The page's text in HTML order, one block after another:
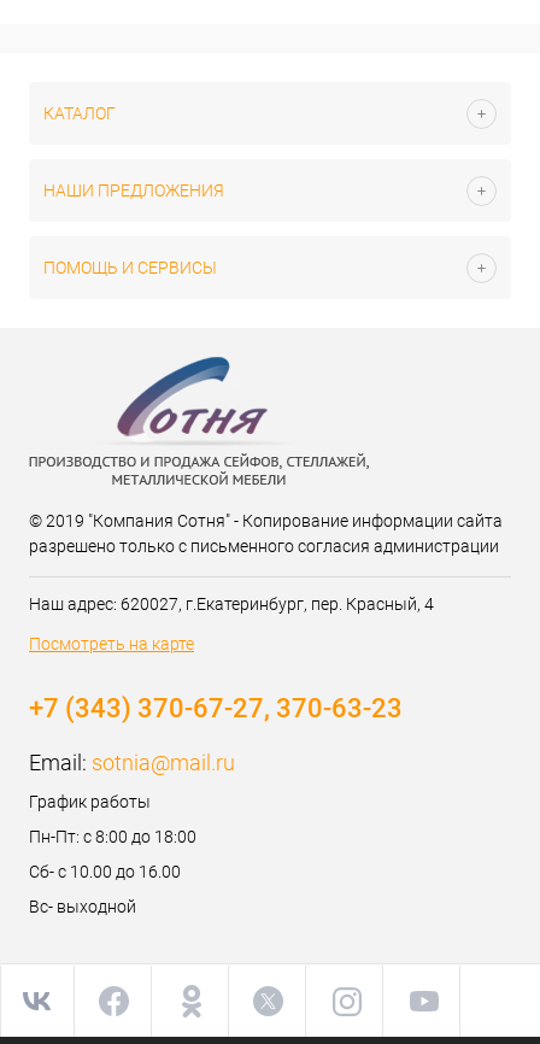
КАТАЛОГ
НАШИ ПРЕДЛОЖЕНИЯ
ПОМОЩЬ И СЕРВИСЫ
© 2019 "Компания Сотня" - Копирование информации сайта
разрешено только с письменного согласия администрации
Наш адрес: 620027, г.Екатеринбург, пер. Красный, 4
Посмотреть на карте
+7 (343) 370-67-27, 370-63-23
Email: sotnia@mail.ru
График работы
Пн-Пт: с 8:00 до 18:00
Сб- с 10.00 до 16.00
Вс- выходной